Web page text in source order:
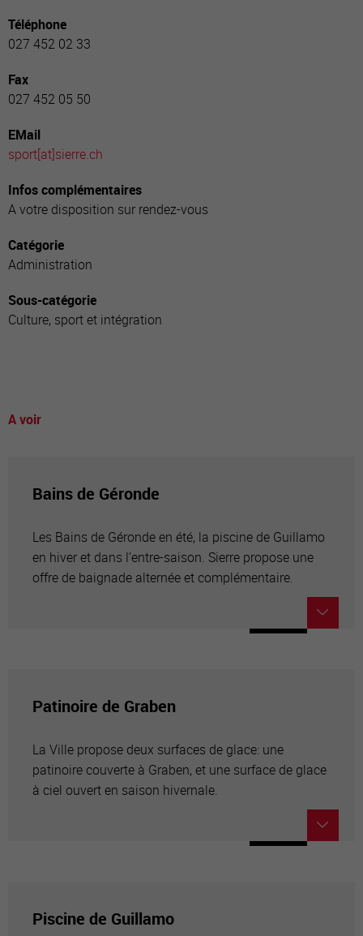
Téléphone
027 452 02 33
Fax
027 452 05 50
EMail
sport[at]sierre.ch
Infos complémentaires
A votre disposition sur rendez-vous
Catégorie
Administration
Sous-catégorie
Culture, sport et intégration
A voir
Bains de Géronde
Les Bains de Géronde en été, la piscine de Guillamo
en hiver et dans l’entre-saison. Sierre propose une
offre de baignade alternée et complémentaire.
Patinoire de Graben
La Ville propose deux surfaces de glace: une
patinoire couverte à Graben, et une surface de glace
à ciel ouvert en saison hivernale.
Piscine de Guillamo